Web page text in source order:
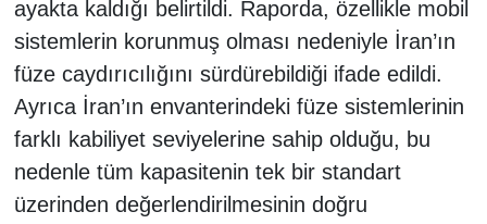
ayakta kaldığı belirtildi. Raporda, özellikle mobil
sistemlerin korunmuş olması nedeniyle İran’ın
füze caydırıcılığını sürdürebildiği ifade edildi.
Ayrıca İran’ın envanterindeki füze sistemlerinin
farklı kabiliyet seviyelerine sahip olduğu, bu
nedenle tüm kapasitenin tek bir standart
üzerinden değerlendirilmesinin doğru